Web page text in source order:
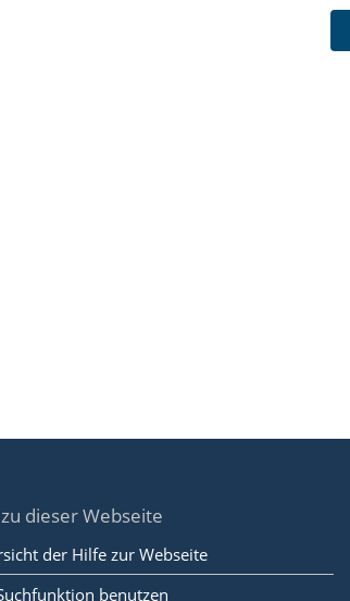
dieser Webseite
der Hilfe zur Webseite
benutzen